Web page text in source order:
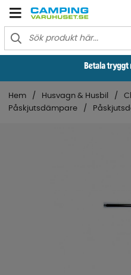
Hem Husvagn & Husbil
Påskjutsdämpare